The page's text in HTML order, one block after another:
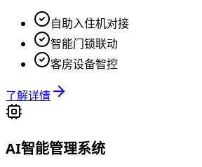
自助入住机对接
智能门锁联动
客房设备智控
了解详情
AI智能管理系统